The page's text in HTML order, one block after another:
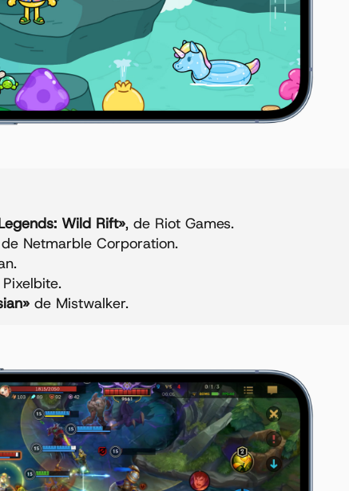
Wild Rift», de Riot Games.
Netmarble Corporation.
de Mistwalker.